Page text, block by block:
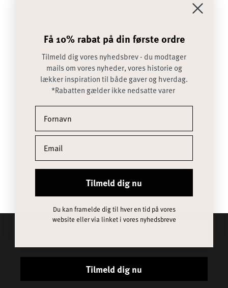
SALGSPRIS
750,00 KR
Få 10% rabat på din første ordre
vores nyheder, vores historie og lækker inspiration til
både gaver og hverdag. *Rabatten gælder ikke
Tilmeld dig nu
Få 10% rabat på din første ordre
Tilmeld dig vores nyhedsbrev - du modtager
mails om vores nyheder, vores historie og
lækker inspiration til både gaver og hverdag.
*Rabatten gælder ikke nedsatte varer
Tilmeld dig nu
Du kan framelde dig til hver en tid på vores
website eller via linket i vores nyhedsbreve